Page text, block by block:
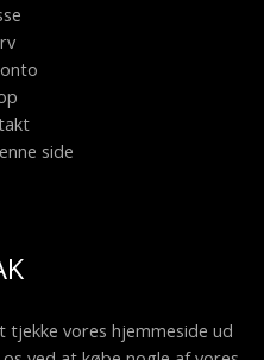
side
vores hjemmeside ud